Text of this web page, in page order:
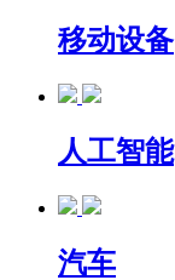
移动设备
人工智能
汽车